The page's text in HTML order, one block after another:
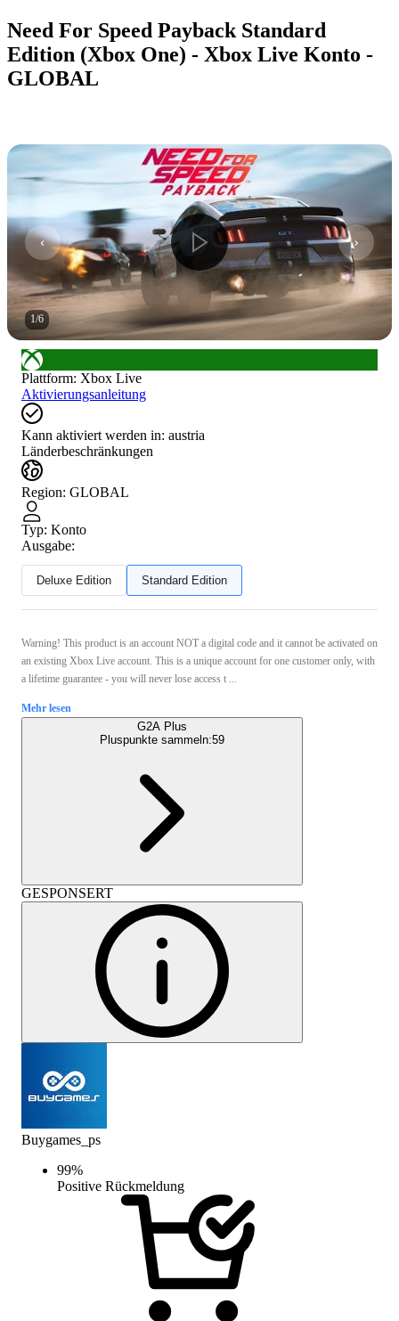
Need For Speed Payback Standard
Edition (Xbox One) - Xbox Live Konto -
GLOBAL
1/6
Plattform: Xbox Live
Aktivierungsanleitung
Kann aktiviert werden in: austria
Länderbeschränkungen
Region: GLOBAL
Typ: Konto
Ausgabe:
Deluxe Edition Standard Edition
Warning! This product is an account NOT a digital code and it cannot be activated on
an existing Xbox Live account. This is a unique account for one customer only, with
a lifetime guarantee - you will never lose access t ...
Mehr lesen
G2A Plus
Pluspunkte sammeln:59
GESPONSERT
Buygames_ps
99%
Positive Rückmeldung